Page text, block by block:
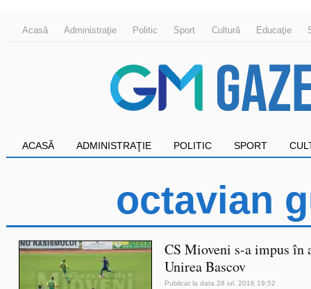
Acasă Administraţie Politic Sport Cultură Educaţie
ACASĂ ADMINISTRAŢIE POLITIC SPORT
octavian
CS Mioveni s-a impus în
Unirea Bascov
Publicat la data 28 iul. 2016 19:52